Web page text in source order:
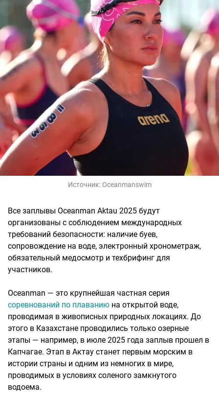
Источник: Oceanmanswim
Все заплывы Oceanman Aktau 2025 будут
организованы с соблюдением международных
требований безопасности: наличие буев,
сопровождение на воде, электронный хронометраж,
обязательный медосмотр и техбрифинг для
участников.
Oceanman — это крупнейшая частная серия
соревнований по плаванию на открытой воде,
проводимая в живописных природных локациях. До
этого в Казахстане проводились только озерные
этапы — например, в июле 2025 года заплыв прошел в
Капчагае. Этап в Актау станет первым морским в
истории страны и одним из немногих в мире,
проводимых в условиях соленого замкнутого
водоема.